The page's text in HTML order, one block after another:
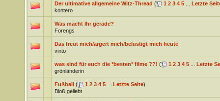
Der ultimative allgemeine Witz-Thread ( 1 2 3 4 5... Letzte
kontero
Was macht Ihr gerade?
Forengs
Das freut mich/ärgert mich/belustigt mich heute
vinto
was sind für euch die *besten* filme ??! ( 1 2 3 4 5... Letzte
grönländerin
Fußball ( 1 2 3 4 5... Letzte Seite)
Bloß geliebt